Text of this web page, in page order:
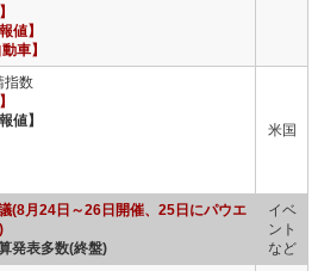
値】
車】
指数
値】
米国
(8月24日～26日開催、25日にパウエ
発表多数(終盤)
イベ
ント
など